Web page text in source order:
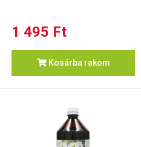
1 495 Ft
Kosárba rakom